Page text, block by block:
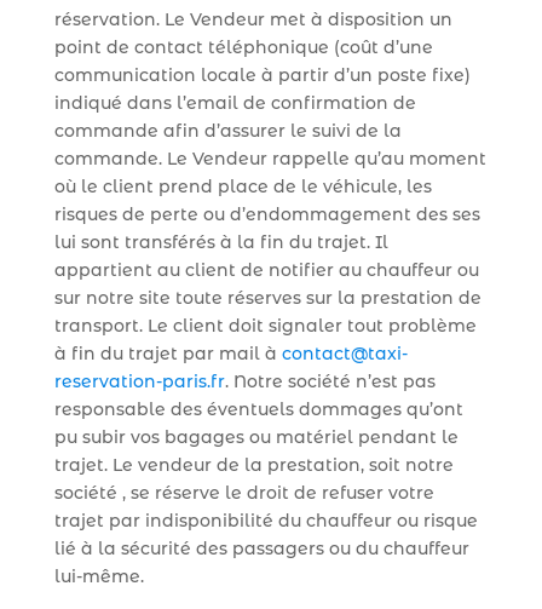
réservation. Le Vendeur met à disposition un
point de contact téléphonique (coût d’une
communication locale à partir d’un poste fixe)
indiqué dans l’email de confirmation de
commande afin d’assurer le suivi de la
commande. Le Vendeur rappelle qu’au moment
où le client prend place de le véhicule, les
risques de perte ou d’endommagement des ses
lui sont transférés à la fin du trajet. Il
appartient au client de notifier au chauffeur ou
sur notre site toute réserves sur la prestation de
transport. Le client doit signaler tout problème
à fin du trajet par mail à contact@taxi-
reservation-paris.fr. Notre société n’est pas
responsable des éventuels dommages qu’ont
pu subir vos bagages ou matériel pendant le
trajet. Le vendeur de la prestation, soit notre
société , se réserve le droit de refuser votre
trajet par indisponibilité du chauffeur ou risque
lié à la sécurité des passagers ou du chauffeur
lui-même.